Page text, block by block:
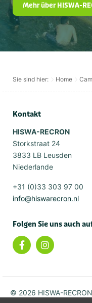
Mehr über HISWA-
Sie sind hier: Home
Kontakt
HISWA-RECRON
Storkstraat 24
3833 LB Leusden
Niederlande
+31 (0)33 303 97 00
info@hiswarecron.nl
Folgen Sie uns auch
© 2026 HISWA-RECRON